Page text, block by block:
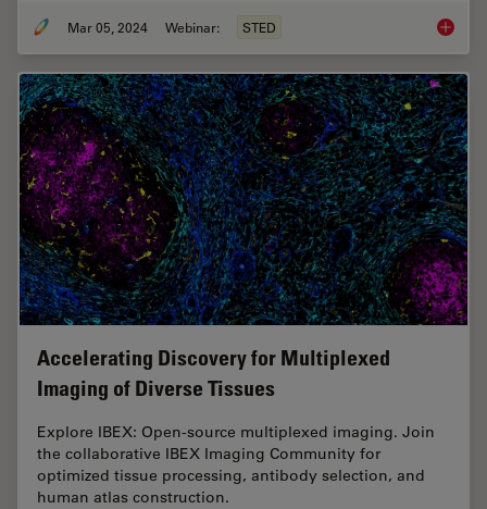
Mar 05, 2024 Webinar: STED
Accelerating Discovery for Multiplexed
Imaging of Diverse Tissues
Explore IBEX: Open-source multiplexed imaging. Join
the collaborative IBEX Imaging Community for
optimized tissue processing, antibody selection, and
human atlas construction.